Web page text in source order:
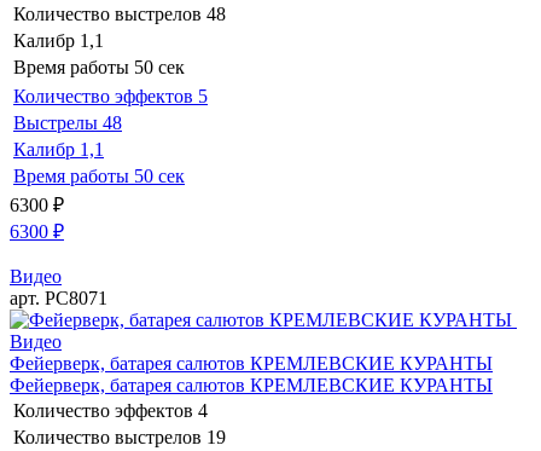
Количество выстрелов 48
Калибр 1,1
Время работы 50 сек
Количество эффектов 5
Выстрелы 48
Калибр 1,1
Время работы 50 сек
6300 ₽
6300 ₽
Видео
арт. РС8071
Видео
Фейерверк, батарея салютов КРЕМЛЕВСКИЕ КУРАНТЫ
Фейерверк, батарея салютов КРЕМЛЕВСКИЕ КУРАНТЫ
Количество эффектов 4
Количество выстрелов 19